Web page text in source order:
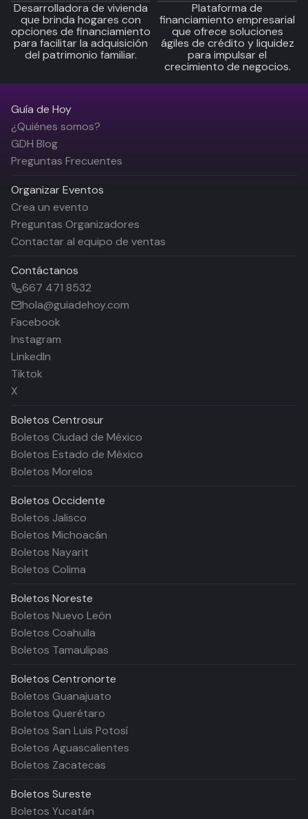
Desarrolladora de vivienda
que brinda hogares con
opciones de financiamiento
para facilitar la adquisición
del patrimonio familiar.
Plataforma de
financiamiento empresarial
que ofrece soluciones
ágiles de crédito y liquidez
para impulsar el
crecimiento de negocios.
Guía de Hoy
¿Quiénes somos?
GDH Blog
Preguntas Frecuentes
Organizar Eventos
Crea un evento
Preguntas Organizadores
Contactar al equipo de ventas
Contáctanos
667 471 8532
hola@guiadehoy.com
Facebook
Instagram
LinkedIn
Tiktok
X
Boletos Centrosur
Boletos Ciudad de México
Boletos Estado de México
Boletos Morelos
Boletos Occidente
Boletos Jalisco
Boletos Michoacán
Boletos Nayarit
Boletos Colima
Boletos Noreste
Boletos Nuevo León
Boletos Coahuila
Boletos Tamaulipas
Boletos Centronorte
Boletos Guanajuato
Boletos Querétaro
Boletos San Luis Potosí
Boletos Aguascalientes
Boletos Zacatecas
Boletos Sureste
Boletos Yucatán